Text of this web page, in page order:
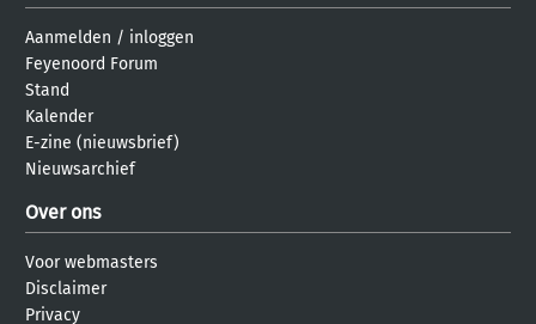
Aanmelden / inloggen
Feyenoord Forum
Stand
Kalender
E-zine (nieuwsbrief)
Nieuwsarchief
Over ons
Voor webmasters
Disclaimer
Privacy